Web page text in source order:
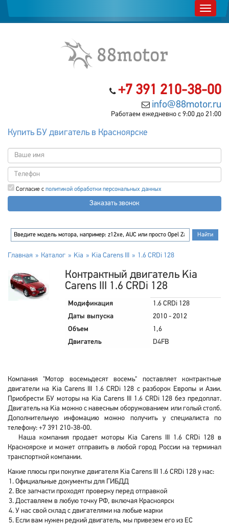
+7 391 210-38-00
info@88motor.ru
Работаем ежедневно с 9:00 до 21:00
Купить БУ двигатель в Красноярске
Согласие с политикой обработки персональных данных
Заказать звонок
Главная Каталог Kia Kia Carens III 1.6 CRDi 128
Контрактный двигатель Kia
Carens III 1.6 CRDi 128
Модификация
1.6 CRDi 128
Даты выпуска
2010 - 2012
Объем
1,6
Двигатель
D4FB
Компания "Мотор восемьдесят восемь" поставляет контрактные
двигатели на Kia Carens III 1.6 CRDi 128 с разборок Европы и Азии.
Приобрести БУ моторы на Kia Carens III 1.6 CRDi 128 без предоплат.
Двигатель на Kia можно с навесным оборужованием или голый столб.
Дополнительную инфомацию можно получить у специалиста по
телефону: +7 391 210-38-00.
Наша компания продает моторы Kia Carens III 1.6 CRDi 128 в
Красноярске и может отправить в любой город России на терминал
транспортной компании.
Какие плюсы при покупке двигателя Kia Carens III 1.6 CRDi 128 у нас:
Официальные документы для ГИБДД
Все запчасти проходят проверку перед отправкой
Доставляем в любую точку РФ, включая Красноярск
У нас свой склад с двигателями на любые марки
Если вам нужен редкий двигатель, мы привезем его из ЕС